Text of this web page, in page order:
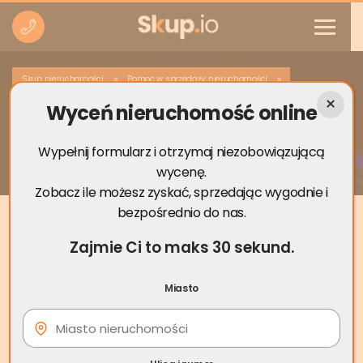
Skup nieruchomości » Pomoc w sprzedaży nieruchomości »
Jak bezpiecznie sprzedać mieszkanie na
rynku wtórnym 2026
Wyceń nieruchomość online
Wypełnij formularz i otrzymaj niezobowiązującą
wycenę.
Zobacz ile możesz zyskać, sprzedając wygodnie i
bezpośrednio do nas.
Zajmie Ci to maks 30 sekund.
Miasto